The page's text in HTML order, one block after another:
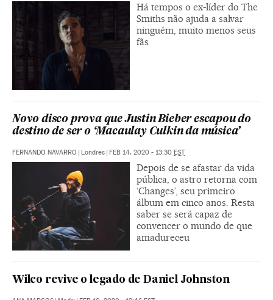
Há tempos o ex-líder do The
Smiths não ajuda a salvar
ninguém, muito menos seus
fãs
Novo disco prova que Justin Bieber escapou do
destino de ser o ‘Macaulay Culkin da música’
FERNANDO NAVARRO | Londres | FEB 14, 2020 - 13:30 EST
Depois de se afastar da vida
pública, o astro retorna com
‘Changes’, seu primeiro
álbum em cinco anos. Resta
saber se será capaz de
convencer o mundo de que
amadureceu
Wilco revive o legado de Daniel Johnston